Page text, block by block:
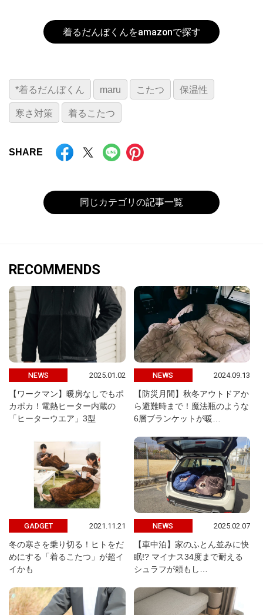
着るだんぼくんをamazonで探す
*着るだんぼくん maru こたつ 保温性
寒さ対策 着るこたつ
SHARE
同じカテゴリの記事一覧
RECOMMENDS
NEWS 2025.01.02
【ワークマン】暖房なしでもポ
カポカ！電熱ヒーター内蔵の
「ヒーターウエア」3型
NEWS 2024.09.13
【防災月間】秋冬アウトドアか
ら避難時まで！魔法瓶のような
6層ブランケットが暖…
GADGET 2021.11.21
冬の寒さを乗り切る！ヒトをだ
めにする「着るこたつ」が超イ
イかも
NEWS 2025.02.07
【車中泊】家のふとん並みに快
眠!? マイナス34度まで耐える
シュラフが頼もし…